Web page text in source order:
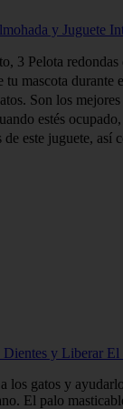
y Juguete
3 Pelota
tu mascota
Son los
estés
este juguete, así
Dientes y Liberar El
gatos y
El palo